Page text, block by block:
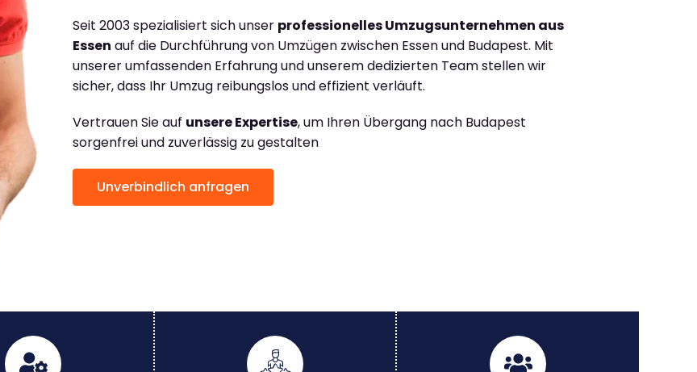
Seit 2003 spezialisiert sich unser professionelles Umzugsunternehmen aus
Essen auf die Durchführung von Umzügen zwischen Essen und Budapest. Mit
unserer umfassenden Erfahrung und unserem dedizierten Team stellen wir
sicher, dass Ihr Umzug reibungslos und effizient verläuft.
Vertrauen Sie auf unsere Expertise, um Ihren Übergang nach Budapest
sorgenfrei und zuverlässig zu gestalten
Unverbindlich anfragen